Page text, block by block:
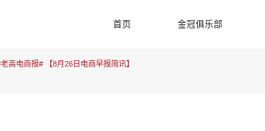
首页 金冠俱乐部
高电商报# 【8月26日电商早报简讯】